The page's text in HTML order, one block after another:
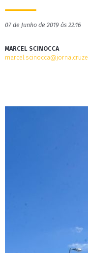
07 de Junho de 2019 às 22:16
MARCEL SCINOCCA